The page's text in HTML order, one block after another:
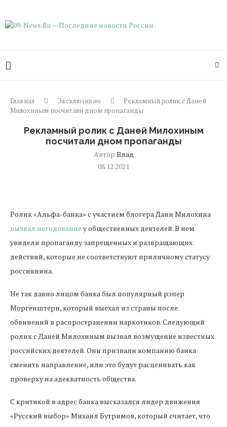
Главная Эксклюзивно
Рекламный ролик с Даней
Милохиным посчитали дном пропаганды
Рекламный ролик с Даней Милохиным
посчитали дном пропаганды
Автор Влад
08.12.2021
Ролик «Альфа-банка» с участием блогера Дани Милохина
вызвал негодование у общественных деятелей. В нем
увидели пропаганду запрещенных и развращающих
действий, которые не соответствуют приличному статусу
россиянина.
Не так давно лицом банка был популярный рэпер
Моргенштерн, который выехал из страны после
обвинений в распространении наркотиков. Следующий
ролик с Даней Милохиным вызвал возмущение известных
российских деятелей. Они призвали компанию банка
сменить направление, или это будут расценивать как
проверку на адекватность общества.
С критикой в адрес банка высказался лидер движения
«Русский выбор» Михаил Бутримов, который считает, что